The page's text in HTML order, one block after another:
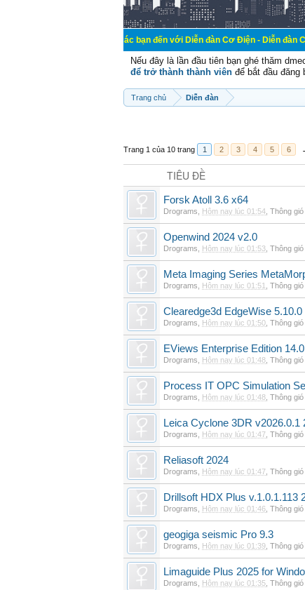
Chào mừng các bạn đến với Diễn đàn Cơ Điện - Diễn đàn Cơ điện là
Nếu đây là lần đầu tiên bạn ghé thăm
để trở thành thành viên để bắt đầu đăng
Trang chủ Diễn đàn
Trang 1 của 10 trang 1 2 3 4 5 6
TIÊU ĐỀ
Forsk Atoll 3.6 x64
Drograms Hôm nay lúc 01:54 Thông
Openwind 2024 v2.0
Drograms Hôm nay lúc 01:53 Thông
Meta Imaging Series
Drograms Hôm nay lúc 01:51 Thông
Clearedge3d EdgeWise 5.10.0
Drograms Hôm nay lúc 01:50 Thông
EViews Enterprise Edition 14.0
Drograms Hôm nay lúc 01:48 Thông
Process IT OPC Simulation
Drograms Hôm nay lúc 01:48 Thông
Leica Cyclone 3DR v2026.0.1
Drograms Hôm nay lúc 01:47 Thông
Reliasoft 2024
Drograms Hôm nay lúc 01:47 Thông
Drillsoft HDX Plus v.1.0.1.113
Drograms Hôm nay lúc 01:46 Thông
geogiga seismic Pro 9.3
Drograms Hôm nay lúc 01:39 Thông
Limaguide Plus 2025 for
Drograms Hôm nay lúc 01:35 Thông